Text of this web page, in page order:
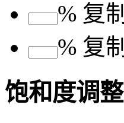
% 复制
% 复制
饱和度调整